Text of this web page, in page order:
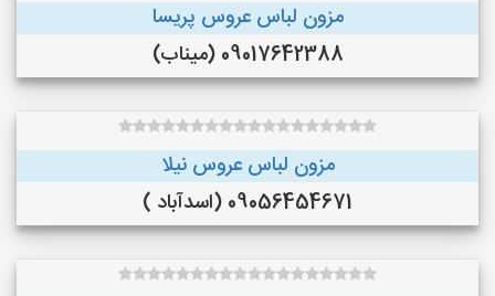
مزون لباس عروس پریسا
09017642388 (میناب)
مزون لباس عروس نیلا
09056454671 (اسدآباد )